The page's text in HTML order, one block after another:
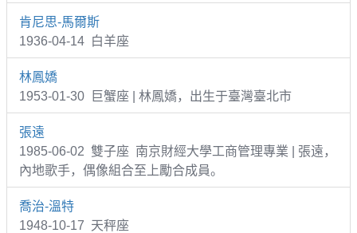
肯尼思-馬爾斯
1936-04-14 白羊座
林鳳嬌
1953-01-30 巨蟹座 | 林鳳嬌，出生于臺灣臺北市
張遠
1985-06-02 雙子座 南京財經大學工商管理專業 | 張遠，
內地歌手，偶像組合至上勵合成員。
喬治-溫特
1948-10-17 天秤座